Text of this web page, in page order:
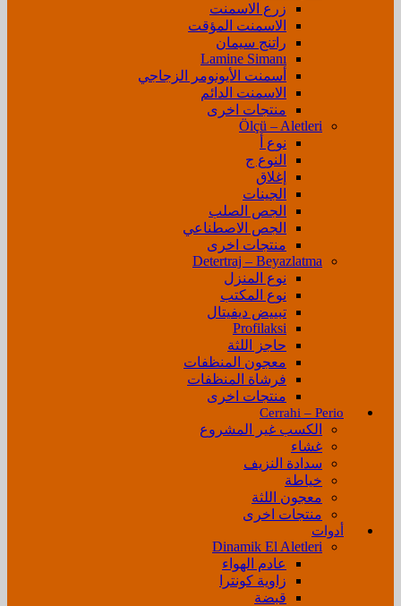
زرع الاسمنت
الاسمنت المؤقت
راتنج سيمان
Lamine Simanı
أسمنت الأيونومر الزجاجي
الاسمنت الدائم
منتجات اخرى
Ölçü – Aletleri
نوع أ
النوع ج
إغلاق
الجينات
الجص الصلب
الجص الاصطناعي
منتجات اخرى
Detertraj – Beyazlatma
نوع المنزل
نوع المكتب
تبييض ديفيتال
Profilaksi
حاجز اللثة
معجون المنظفات
فرشاة المنظفات
منتجات اخرى
Cerrahi – Perio
الكسب غير المشروع
غشاء
سدادة النزيف
خياطة
معجون اللثة
منتجات اخرى
أدوات
Dinamik El Aletleri
عادم الهواء
زاوية كونترا
قبضة